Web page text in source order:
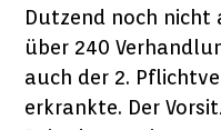
Dutzend noch nicht
über 240
auch der 2.
erkrankte. Der